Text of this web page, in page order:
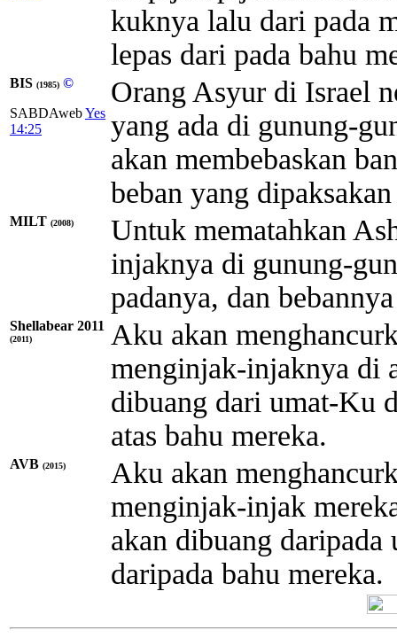
kuknya lalu dari pada
lepas dari pada bahu
BIS (1985) ©
SABDAwebYes
14:25
Orang Asyur di Israel
yang ada di gunung-
akan membebaskan
beban yang
MILT (2008)
Untuk mematahkan
injaknya di gunung-
padanya, dan
Shellabear 2011
(2011)
Aku akan
menginjak-injaknya di
dibuang dari umat-Ku
atas bahu mereka.
AVB (2015)
Aku akan
menginjak-injak
akan dibuang
daripada bahu mereka.